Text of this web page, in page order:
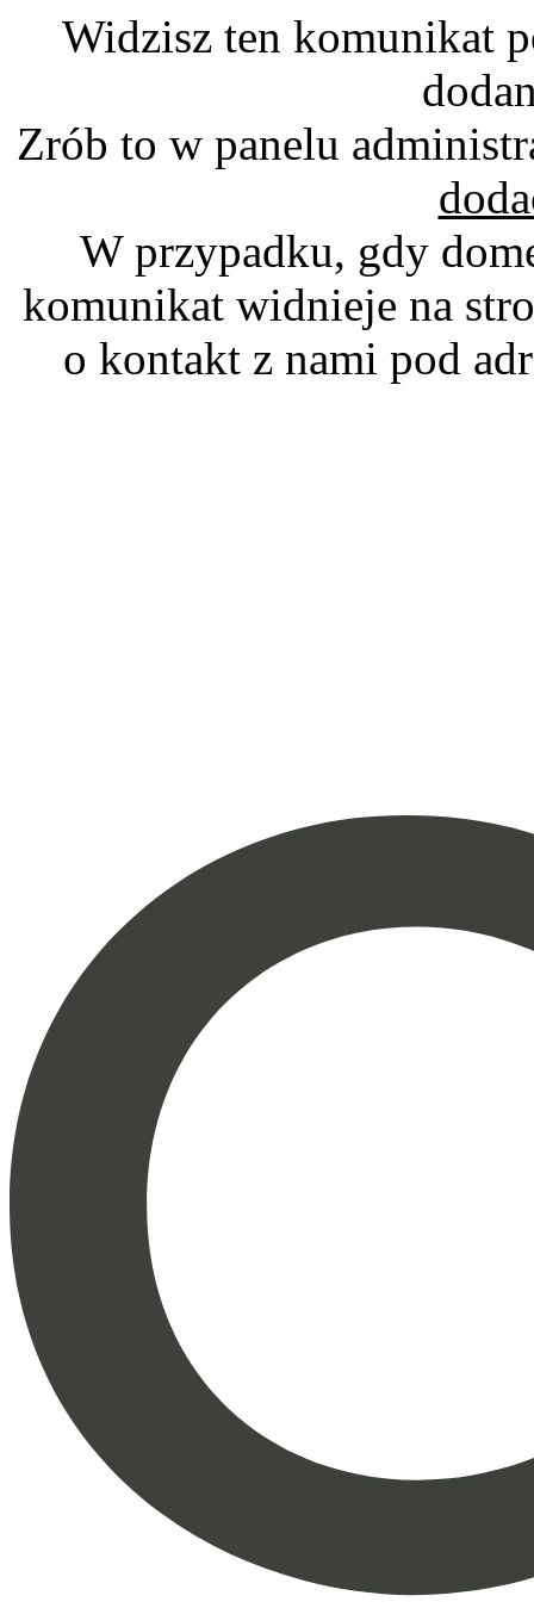
Widzisz ten komunikat
Zrób to w panelu
W przypadku, gdy
komunikat widnieje na
o kontakt z nami pod